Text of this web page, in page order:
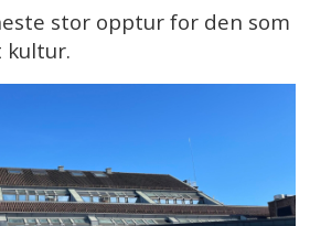
stor opptur for den som
kultur.